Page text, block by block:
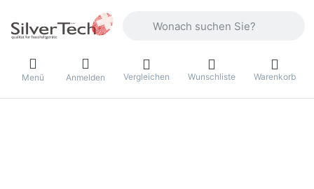
Menü Anmelden Vergleichen Wunschliste Warenkorb